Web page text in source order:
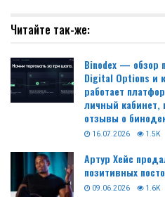
Читайте так-же:
Binodex — обзор
Digital Options и
работает
личный кабинет,
отзывы о
16.07.2026 1.5K
Артур Хейс
позитивных
09.06.2026 1.6K